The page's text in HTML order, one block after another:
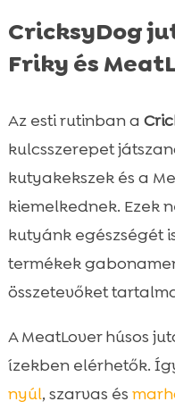
CricksyDog
Friky és
Az esti rutinban a
kulcsszerepet
kutyakekszek és a
kiemelkednek. Ezek
kutyánk egészségét
termékek
összetevőket
A MeatLover húsos
ízekben elérhetők.
nyúl, szarvas és